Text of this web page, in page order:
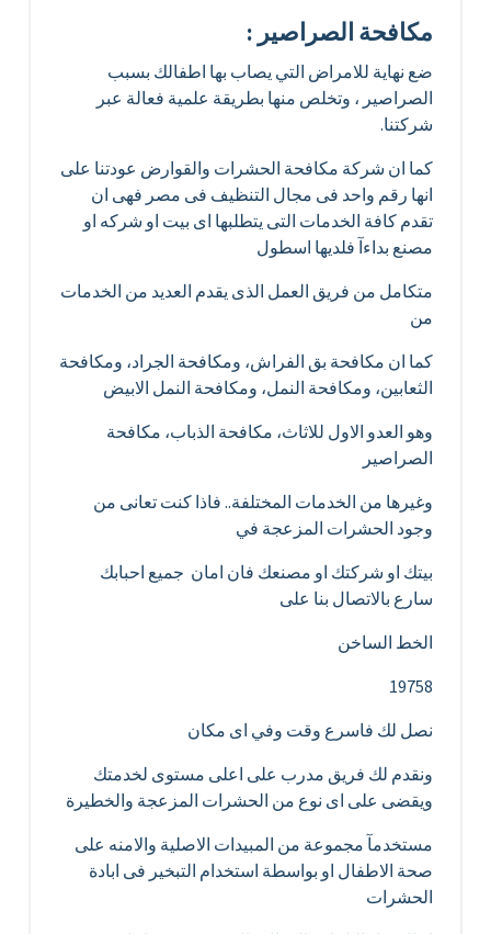
مكافحة الصراصير :
ضع نهاية للامراض التي يصاب بها اطفالك بسبب
الصراصير ، وتخلص منها بطريقة علمية فعالة عبر
شركتنا.
كما ان شركة مكافحة الحشرات والقوارض عودتنا على
انها رقم واحد فى مجال التنظيف فى مصر فهى ان
تقدم كافة الخدمات التى يتطلبها اى بيت او شركه او
مصنع بداءآ فلديها اسطول
متكامل من فريق العمل الذى يقدم العديد من الخدمات
من
كما ان مكافحة بق الفراش، ومكافحة الجراد، ومكافحة
الثعابين، ومكافحة النمل، ومكافحة النمل الابيض
وهو العدو الاول للاثاث، مكافحة الذباب، مكافحة
الصراصير
وغيرها من الخدمات المختلفة.. فاذا كنت تعانى من
وجود الحشرات المزعجة في
بيتك او شركتك او مصنعك فان امان جميع احبابك
سارع بالاتصال بنا على
الخط الساخن
19758
نصل لك فاسرع وقت وفي اى مكان
ونقدم لك فريق مدرب على اعلى مستوى لخدمتك
ويقضى على اى نوع من الحشرات المزعجة والخطيرة
مستخدمآ مجموعة من المبيدات الاصلية والامنه على
صحة الاطفال او بواسطة استخدام التبخير فى ابادة
الحشرات